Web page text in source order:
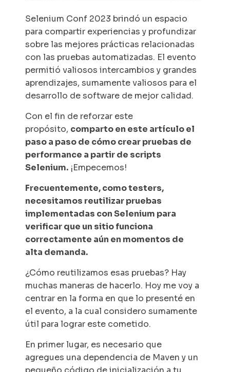
Selenium Conf 2023 brindó un espacio
para compartir experiencias y profundizar
sobre las mejores prácticas relacionadas
con las pruebas automatizadas. El evento
permitió valiosos intercambios y grandes
aprendizajes, sumamente valiosos para el
desarrollo de software de mejor calidad.
Con el fin de reforzar este
propósito, comparto en este artículo el
paso a paso de cómo crear pruebas de
performance a partir de scripts
Selenium. ¡Empecemos!
Frecuentemente, como testers,
necesitamos reutilizar pruebas
implementadas con Selenium para
verificar que un sitio funciona
correctamente aún en momentos de
alta demanda.
¿Cómo reutilizamos esas pruebas? Hay
muchas maneras de hacerlo. Hoy me voy a
centrar en la forma en que lo presenté en
el evento, a la cual considero sumamente
útil para lograr este cometido.
En primer lugar, es necesario que
agregues una dependencia de Maven y un